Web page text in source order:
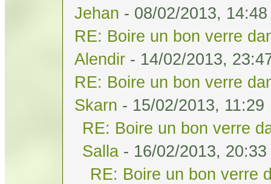
Jehan - 08/02/2013, 14:48
RE: Boire un bon verre
Alendir - 14/02/2013,
RE: Boire un bon verre
Skarn - 15/02/2013, 11:29
RE: Boire un bon verre
Salla - 16/02/2013, 20:33
RE: Boire un bon verre